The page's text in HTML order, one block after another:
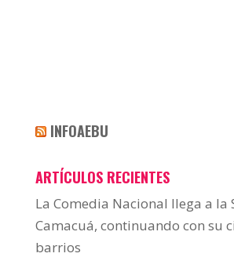
INFOAEBU
ARTÍCULOS RECIENTES
La Comedia Nacional llega a la
Camacuá, continuando con su
barrios